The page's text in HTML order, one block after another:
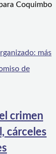
Coquimbo
crimen
cárceles